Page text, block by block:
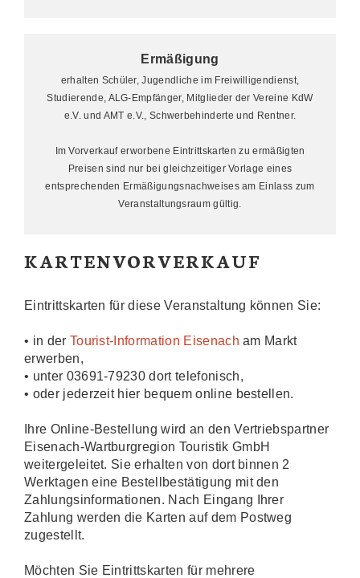
Ermäßigung
erhalten Schüler, Jugendliche im Freiwilligendienst,
Studierende, ALG-Empfänger, Mitglieder der Vereine KdW
e.V. und AMT e.V., Schwerbehinderte und Rentner.
Im Vorverkauf erworbene Eintrittskarten zu ermäßigten
Preisen sind nur bei gleichzeitiger Vorlage eines
entsprechenden Ermäßigungsnachweises am Einlass zum
Veranstaltungsraum gültig.
KARTENVORVERKAUF
Eintrittskarten für diese Veranstaltung können Sie:
• in der Tourist-Information Eisenach am Markt
erwerben,
• unter 03691-79230 dort telefonisch,
• oder jederzeit hier bequem online bestellen.
Ihre Online-Bestellung wird an den Vertriebspartner
Eisenach-Wartburgregion Touristik GmbH
weitergeleitet. Sie erhalten von dort binnen 2
Werktagen eine Bestellbestätigung mit den
Zahlungsinformationen. Nach Eingang Ihrer
Zahlung werden die Karten auf dem Postweg
zugestellt.
Möchten Sie Eintrittskarten für mehrere